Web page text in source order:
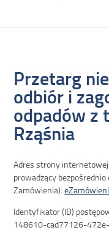
Przetarg
odbiór i
odpadów z
Rząśnia
Adres strony
prowadzący
Zamówienia):
Identyfikator (ID)
148610-cad77126-